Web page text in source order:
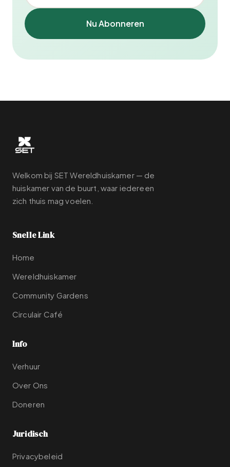
Nu Abonneren
Welkom bij SET Wereldhuiskamer — de
huiskamer van de buurt, waar iedereen
zich thuis mag voelen.
Snelle Link
Home
Wereldhuiskamer
Community Gardens
Circulair Café
Info
Verhuur
Over Ons
Doneren
Juridisch
Privacybeleid